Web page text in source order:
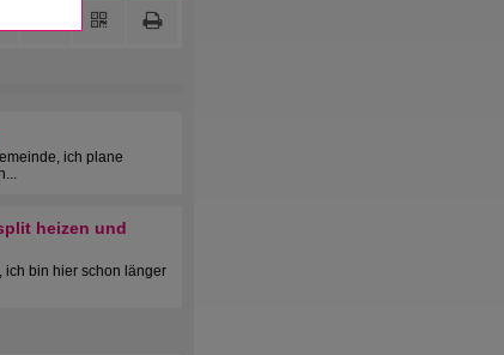
ich plane
heizen und
ich bin hier schon länger